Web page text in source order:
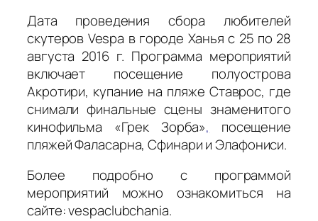
Дата проведения сбора любителей
скутеров Vespa в городе Ханья с 25 по 28
августа 2016 г. Программа мероприятий
включает посещение полуострова
Акротири, купание на пляже Ставрос, где
снимали финальные сцены знаменитого
кинофильма «Грек Зорба», посещение
пляжей Фаласарна, Сфинари и Элафониси.
Более подробно с программой
мероприятий можно ознакомиться на
сайте: vespaclubchania.